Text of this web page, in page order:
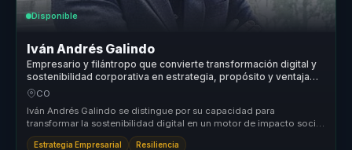
Disponible
Iván Andrés Galindo
Empresario y filántropo que convierte transformación digital y
sostenibilidad corporativa en estrategia, propósito y ventaja
competitiva para empresas.
CO
Iván Andrés Galindo se distingue por su capacidad para
transformar la sostenibilidad digital en un motor de impacto social
real. Su enfoq...
Estrategia Empresarial Resiliencia